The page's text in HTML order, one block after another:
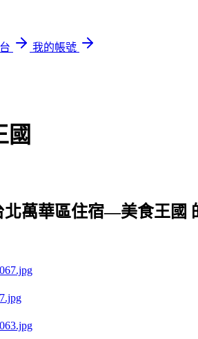
我的帳號
國
萬華區住宿—美食王國